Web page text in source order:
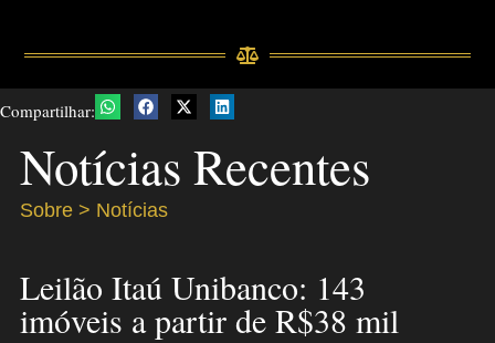
Compartilhar:
Notícias Recentes
Sobre > Notícias
Leilão Itaú Unibanco: 143
imóveis a partir de R$38 mil